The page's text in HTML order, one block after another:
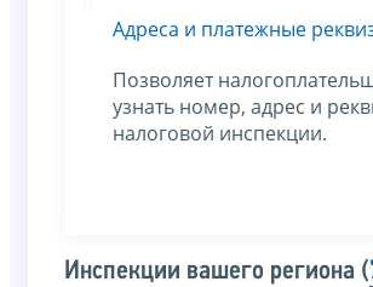
Адреса и платежные
Позволяет
узнать номер, адрес и
налоговой инспекции.
Инспекции вашего региона (